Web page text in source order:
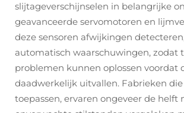
slijtageverschijnselen in belangrijke
geavanceerde servomotoren en
deze sensoren afwijkingen
automatisch waarschuwingen, zodat
problemen kunnen oplossen voordat
daadwerkelijk uitvallen. Fabrieken
toepassen, ervaren ongeveer de helft